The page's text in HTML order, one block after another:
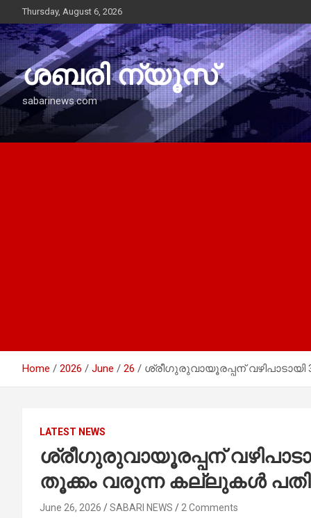
to
content
Thursday, August 6, 2026
ശബരി ന്യൂസ്
sabarinews.com
Home 2026 June 26 ശ്രീഗുരുവായൂരപ്പന് വഴിപാടായി
LATEST NEWS
ശ്രീഗുരുവായൂരപ്പന്
തൂക്കം വരുന്ന കല്ലുകൾ
June 26, 2026 SABARI NEWS 2 Comments